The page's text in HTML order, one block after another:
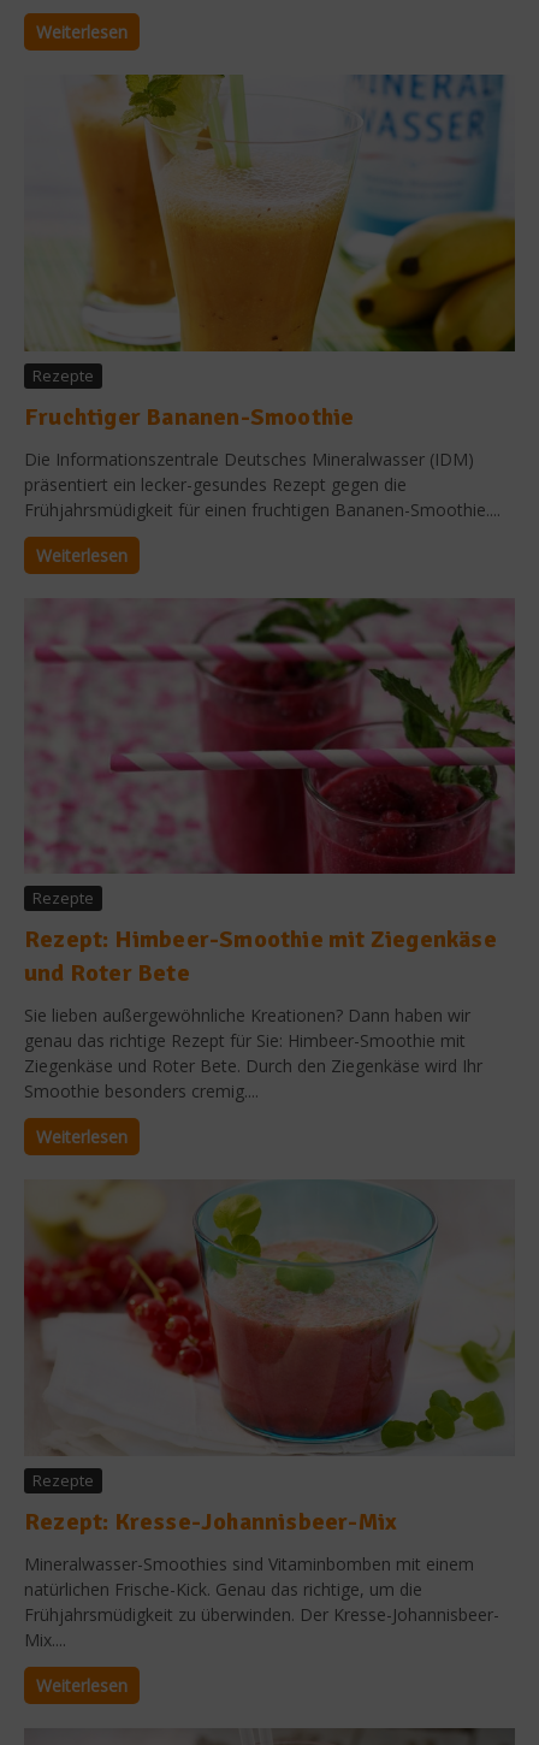
Weiterlesen
Rezepte
Fruchtiger Bananen-Smoothie
Die Informationszentrale Deutsches Mineralwasser (IDM)
präsentiert ein lecker-gesundes Rezept gegen die
Frühjahrsmüdigkeit für einen fruchtigen Bananen-Smoothie....
Weiterlesen
Rezepte
Rezept: Himbeer-Smoothie mit Ziegenkäse
und Roter Bete
Sie lieben außergewöhnliche Kreationen? Dann haben wir
genau das richtige Rezept für Sie: Himbeer-Smoothie mit
Ziegenkäse und Roter Bete. Durch den Ziegenkäse wird Ihr
Smoothie besonders cremig....
Weiterlesen
Rezepte
Rezept: Kresse-Johannisbeer-Mix
Mineralwasser-Smoothies sind Vitaminbomben mit einem
natürlichen Frische-Kick. Genau das richtige, um die
Frühjahrsmüdigkeit zu überwinden. Der Kresse-Johannisbeer-
Mix....
Weiterlesen